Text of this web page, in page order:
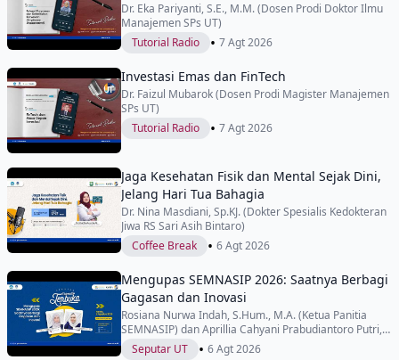
Dr. Eka Pariyanti, S.E., M.M. (Dosen Prodi Doktor Ilmu
Manajemen SPs UT)
Tutorial Radio
• 7 Agt 2026
Investasi Emas dan FinTech
Dr. Faizul Mubarok (Dosen Prodi Magister Manajemen
SPs UT)
Tutorial Radio
• 7 Agt 2026
Jaga Kesehatan Fisik dan Mental Sejak Dini,
Jelang Hari Tua Bahagia
Dr. Nina Masdiani, Sp.KJ. (Dokter Spesialis Kedokteran
Jiwa RS Sari Asih Bintaro)
Coffee Break
• 6 Agt 2026
Mengupas SEMNASIP 2026: Saatnya Berbagi
Gagasan dan Inovasi
Rosiana Nurwa Indah, S.Hum., M.A. (Ketua Panitia
SEMNASIP) dan Aprillia Cahyani Prabudiantoro Putri,
S.Sos., M.Si. (Wakil Ketua Panitia SEMNASIP)
Seputar UT • 6 Agt 2026